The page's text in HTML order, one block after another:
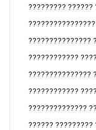
????????? ??????
???????????????
????????????
???????????????
????????????
??????????????
?????? ?????????